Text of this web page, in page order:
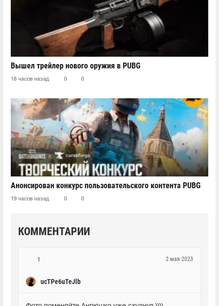
Вышел трейлер нового оружия в PUBG
18 часов назад 0 0
Анонсирован конкурс пользовательского контента PUBG
19 часов назад 0 0
КОММЕНТАРИИ
1
ucTPe6uTeJlb
2 мая 2023